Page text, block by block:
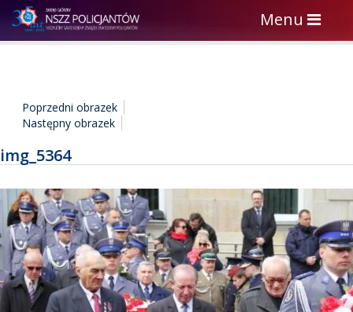
Toggle
navigation
Menu
Poprzedni obrazek
Następny obrazek
img_5364